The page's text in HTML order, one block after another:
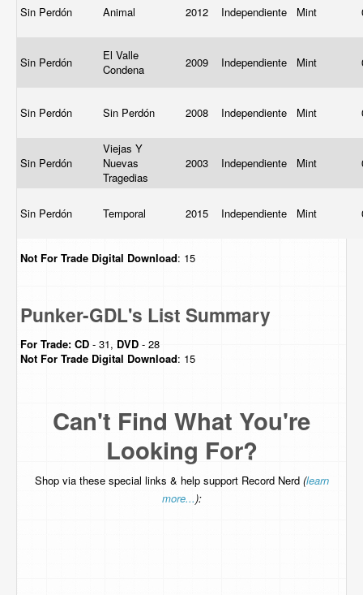
Sin Perdón Animal 2012 Independiente Mint
Sin Perdón
El Valle
Condena
2009 Independiente Mint
Sin Perdón Sin Perdón 2008 Independiente Mint
Sin Perdón
Viejas Y
Nuevas
Tragedias
2003 Independiente Mint
Sin Perdón Temporal 2015 Independiente Mint
Not For Trade Digital Download: 15
Punker-GDL's List Summary
For Trade: CD - 31, DVD - 28
Not For Trade Digital Download: 15
Can't Find What You're
Looking For?
Shop via these special links & help support Record Nerd (learn
more...):